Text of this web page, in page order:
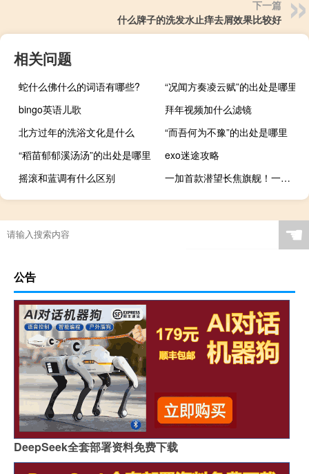
下一篇
什么牌子的洗发水止痒去屑效果比较好
相关问题
蛇什么佛什么的词语有哪些?
“况闻方奏凌云赋”的出处是哪里
bingo英语儿歌
拜年视频加什么滤镜
北方过年的洗浴文化是什么
“而吾何为不豫”的出处是哪里
“稻苗郁郁溪汤汤”的出处是哪里
exo迷途攻略
摇滚和蓝调有什么区别
一加首款潜望长焦旗舰！一加12用上OV64B潜望长焦镜头
☚
公告
DeepSeek全套部署资料免费下载